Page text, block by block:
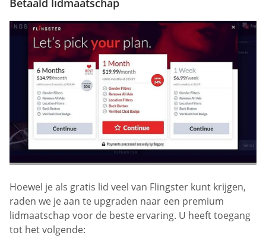
Betaald lidmaatschap
Hoewel je als gratis lid veel van Flingster kunt krijgen,
raden we je aan te upgraden naar een premium
lidmaatschap voor de beste ervaring. U heeft toegang
tot het volgende: